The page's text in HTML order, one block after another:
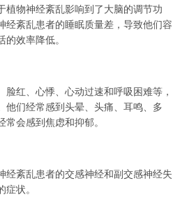
植物神经紊乱影响到了大脑的调节功
经紊乱患者的睡眠质量差，导致他们容
效率降低。
红、心悸、心动过速和呼吸困难等，
他们经常感到头晕、头痛、耳鸣、多
会感到焦虑和抑郁。
经紊乱患者的交感神经和副交感神经失
状。